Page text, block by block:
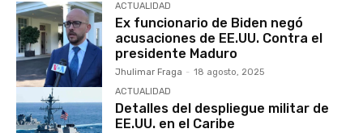
ACTUALIDAD
Ex funcionario de Biden negó
acusaciones de EE.UU. Contra el
presidente Maduro
Jhulimar Fraga - 18 agosto, 2025
ACTUALIDAD
Detalles del despliegue militar de
EE.UU. en el Caribe